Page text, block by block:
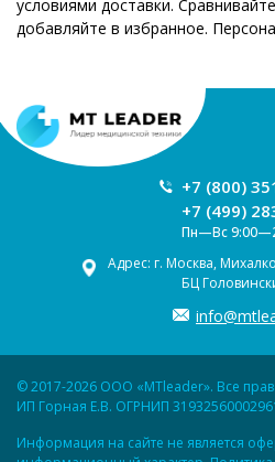
условиями доставки.
добавляйте в избранное.
+7 (800)
+7 (499)
Пн—Вс
Адрес: г. Москва,
БЦ
© 2017-2026 ООО «MTleader». Все
ИП Горная Е.В. ОГРНИП
Информация на сайте не является